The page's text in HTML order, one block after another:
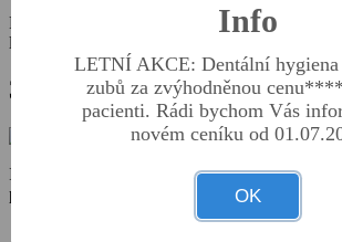
Rentgenový snímek odhalí problém v počátku a
léčení.
3D skener CS 3600
Intraorální 3D skener dává možnost získání
protetické, ortodontické nebo implantologické
Info
LETNÍ AKCE: Dentální
zubů za zvýhodněnou
pacienti. Rádi bychom Vás
novém ceníku od
OK